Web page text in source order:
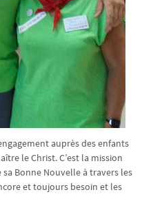
auprès des enfants
le Christ. C’est la mission
Bonne Nouvelle à travers les
et toujours besoin et les